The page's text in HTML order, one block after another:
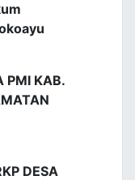
PMI KAB.
DESA